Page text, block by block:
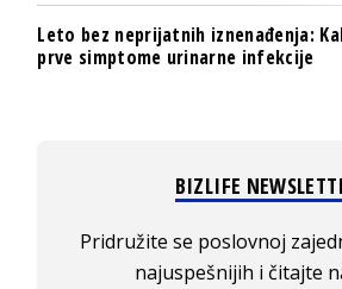
Leto bez neprijatnih iznenađenja:
prve simptome urinarne infekcije
BIZLIFE
Pridružite se poslovnoj
najuspešnijih i čitajte